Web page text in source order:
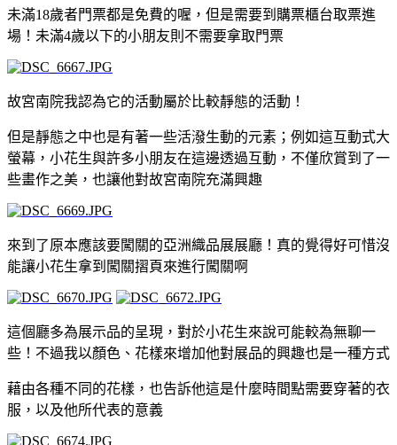
未滿18歲者門票都是免費的喔，但是需要到購票櫃台取票進
場！未滿4歲以下的小朋友則不需要拿取門票
故宮南院我認為它的活動屬於比較靜態的活動！
但是靜態之中也是有著一些活潑生動的元素；例如這互動式大
螢幕，小花生與許多小朋友在這邊透過互動，不僅欣賞到了一
些畫作之美，也讓他對故宮南院充滿興趣
來到了原本應該要闖關的亞洲織品展展廳！真的覺得好可惜沒
能讓小花生拿到闖關摺頁來進行闖關啊
這個廳多為展示品的呈現，對於小花生來說可能較為無聊一
些！不過我以顏色、花樣來增加他對展品的興趣也是一種方式
藉由各種不同的花樣，也告訴他這是什麼時間點需要穿著的衣
服，以及他所代表的意義